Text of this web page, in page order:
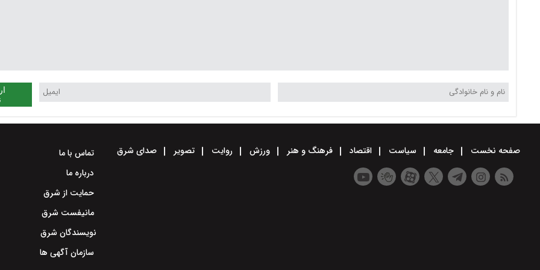
صفحه نخست جامعه سیاست اقتصاد فرهنگ و هنر ورزش روایت تصویر صدای شرق
تماس با ما
درباره ما
حمایت از شرق
مانیفست شرق
نویسندگان شرق
سازمان آگهی ها